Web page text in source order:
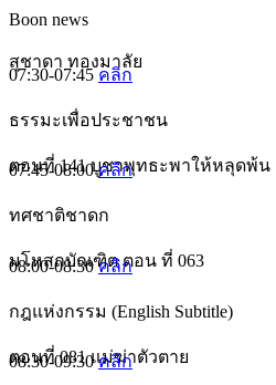
Boon news
สุชาดา ทองมาลัย
07:30-07:45 คลิก
ธรรมะเพื่อประชาชน
ตอนที่ 141 บูชาพุทธะพาให้หลุดพ้น
07:45-08:00คลิก
ทศชาติชาดก
มโหสถบัณฑิต ตอน ที่ 063
08:00-08:30คลิก
กฎแห่งกรรม (English Subtitle)
ตอนที่ 081 แม่ฆ่าตัวตาย
08:30-09:30คลิก